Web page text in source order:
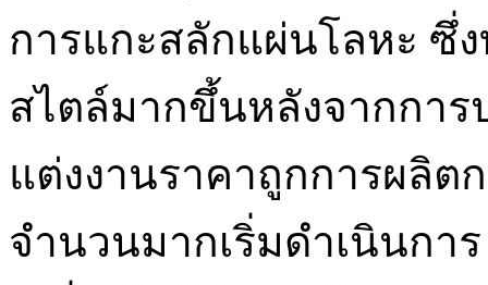
การแกะสลักแผ่นโลหะ ซึ่
สไตล์มากขึ้นหลังจากกา
แต่งงานราคาถูกการผลิต
จำนวนมากเริ่มดำเนินกา